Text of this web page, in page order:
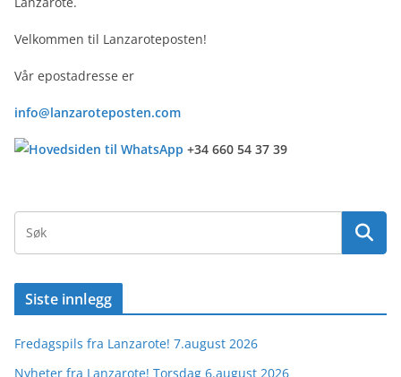
Velkommen til Lanzaroteposten!
Vår epostadresse er
info@lanzaroteposten.com
+34 660 54 37 39
Siste innlegg
Fredagspils fra Lanzarote! 7.august 2026
Nyheter fra Lanzarote! Torsdag 6.august 2026